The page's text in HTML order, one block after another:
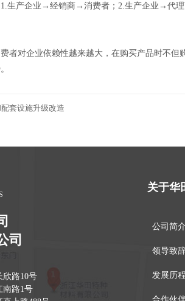
生产企业→经销商→消费者；2.生产企业→代
者对企业依赖性越来越大，在购买产品时不但
套设施升级改造
司
欣路10号
南路1号
关于华
公司简介
领导致
发展历程